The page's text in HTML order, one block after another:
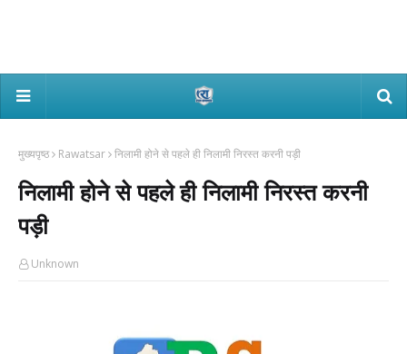
मुख्यपृष्ठ Rawatsar निलामी होने से पहले ही निलामी निरस्त करनी पड़ी
निलामी होने से पहले ही निलामी निरस्त करनी
पड़ी
Unknown